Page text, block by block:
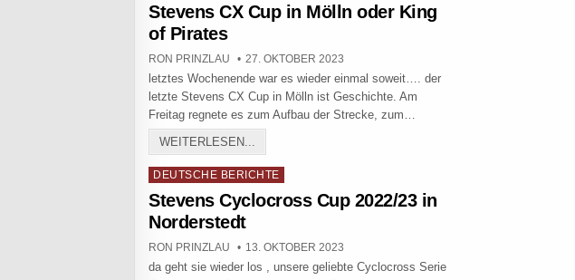
Stevens CX Cup in Mölln oder King
of Pirates
AUTHOR:
RON PRINZLAU PUBLISHED DATE:
27. OKTOBER 2023
letztes Wochenende war es wieder einmal soweit…. der
letzte Stevens CX Cup in Mölln ist Geschichte. Am
Freitag regnete es zum Aufbau der Strecke, zum…
WEITERLESEN...
Posted in
DEUTSCHE BERICHTE
Stevens Cyclocross Cup 2022/23 in
Norderstedt
AUTHOR:
RON PRINZLAU PUBLISHED DATE:
13. OKTOBER 2023
da geht sie wieder los , unsere geliebte Cyclocross Serie